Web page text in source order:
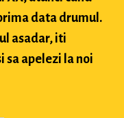
data drumul.
asadar, iti
sa apelezi la noi